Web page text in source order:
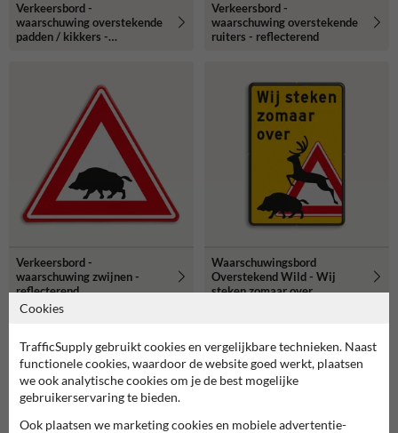
Verkeersbord -
waarschuwing overstekende
padden / kikkers -
Verkeersbord -
waarschuwing overstekende
ruiters - reflecterend
Verkeersbord -
waarschuwing zwijnen -
reflecterend
Waarschuwingsbord
Overstekend Wild - Wij
steken zomaar over
Cookies
TrafficSupply gebruikt cookies en vergelijkbare technieken. Naast
functionele cookies, waardoor de website goed werkt, plaatsen
we ook analytische cookies om je de best mogelijke
gebruikerservaring te bieden.
Ook plaatsen we marketing cookies en mobiele advertentie-